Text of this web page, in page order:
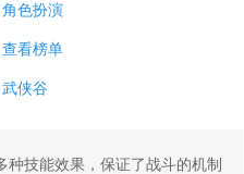
角色扮演
查看榜单
武侠谷
种技能效果，保证了战斗的机制